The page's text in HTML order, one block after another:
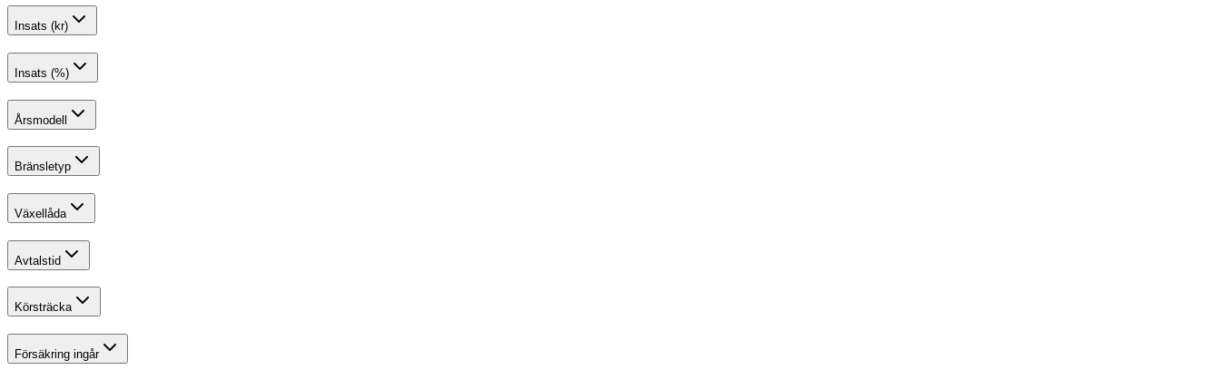
Insats (kr)
Insats (%)
Årsmodell
Bränsletyp
Växellåda
Avtalstid
Körsträcka
Försäkring ingår